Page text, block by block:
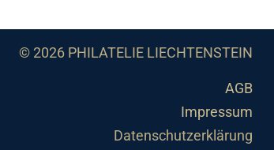
© 2026 PHILATELIE LIECHTENSTEIN
AGB
Impressum
Datenschutzerklärung